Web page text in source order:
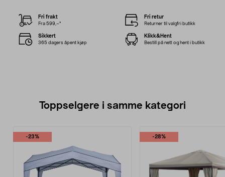
Fri frakt
Fra 599,–*
Fri retur
Returner til valgfri butikk
Sikkert
365 dagers åpent kjøp
Klikk&Hent
Bestill på nett og hent i butikk
Toppselgere i samme kategori
-23% -28%